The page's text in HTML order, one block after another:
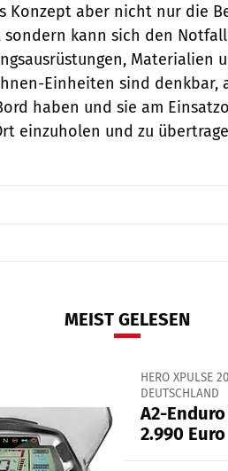
Konzept aber nicht nur die
sondern kann sich den
Materialien
Einheiten sind denkbar,
haben und sie am
einzuholen und zu
MEIST GELESEN
HERO XPULSE
DEUTSCHLAND
A2-
2.990 Euro